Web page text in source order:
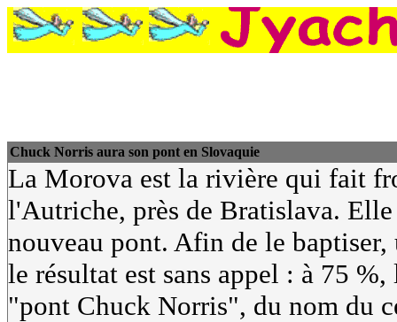
Chuck Norris aura son pont en Slovaquie
La Morova est la rivière qui fait
l'Autriche, près de Bratislava.
nouveau pont. Afin de le baptiser,
le résultat est sans appel : à 75
"pont Chuck Norris", du nom du